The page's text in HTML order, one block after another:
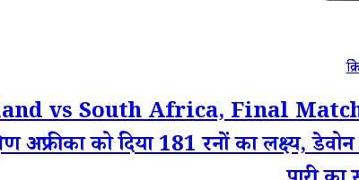
vs South Africa, Final
अफ्रीका को दिया 181 रनों का लक्ष्य,